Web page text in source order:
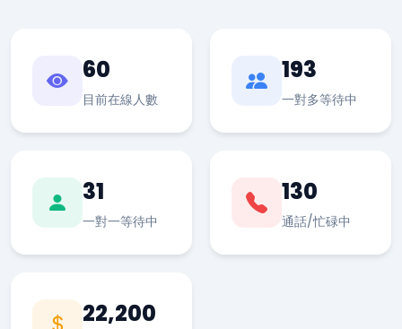
60
目前在線人數
193
一對多等待中
31
一對一等待中
130
通話/忙碌中
22,200